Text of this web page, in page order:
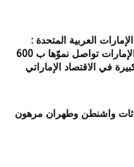
العربية المتحدة :
الاستثمارات الإيطالية في الإمارات تواصل نموّها ب 600
في الاقتصاد الإماراتي
واشنطن وطهران مرهون